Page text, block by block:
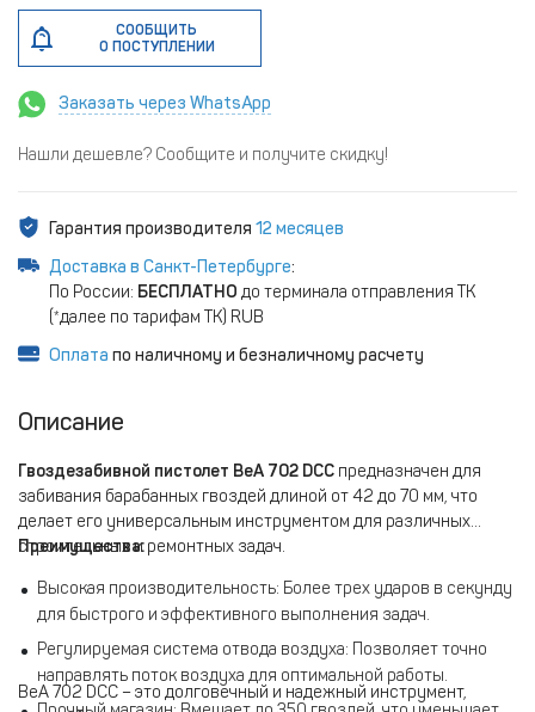
СООБЩИТЬ
О ПОСТУПЛЕНИИ
Заказать через WhatsApp
Нашли дешевле? Сообщите и получите скидку!
Гарантия производителя 12 месяцев
Доставка в Санкт-Петербурге:
По России: БЕСПЛАТНО до терминала отправления ТК
(*далее по тарифам ТК) RUB
Оплата по наличному и безналичному расчету
Описание
Гвоздезабивной пистолет BeA 702 DCC предназначен для
забивания барабанных гвоздей длиной от 42 до 70 мм, что
делает его универсальным инструментом для различных
строительных и ремонтных задач.
Преимущества:
Высокая производительность: Более трех ударов в секунду
для быстрого и эффективного выполнения задач.
Регулируемая система отвода воздуха: Позволяет точно
направлять поток воздуха для оптимальной работы.
BeA 702 DCC – это долговечный и надежный инструмент,